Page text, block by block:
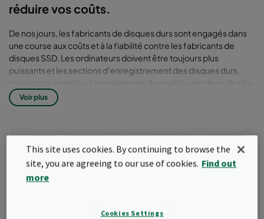
réduire vos coûts.
De nos jours, les fabricants de disques durs sont engagés dans
une course aux coûts et à la fiabilité contre les fabricants de
disques SSD. Les ordinateurs doivent être toujours plus
puissants et les sections d’enregistrement des disques durs,
toujours plus petites. Les exigences de qualité sont donc de plus
en plus élevées pour les lecteurs de disque.
disques durs
Le contrôle total de la contamination en salle propre est
essentiel pour réduire la contamination des surfaces du disque à
un minimum. Les particules/poussières et les contaminants
Voir plus
This site uses cookies. By continuing to browse the
site, you are agreeing to our use of cookies. Find out
more
Cookies Settings